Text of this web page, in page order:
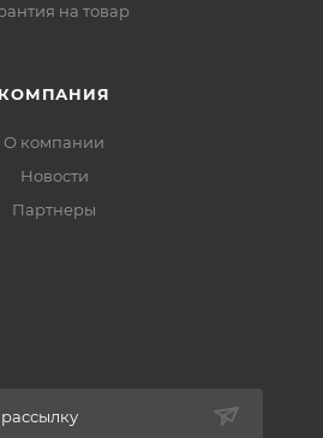
на товар
КОМПАНИЯ
О компании
Новости
Партнеры